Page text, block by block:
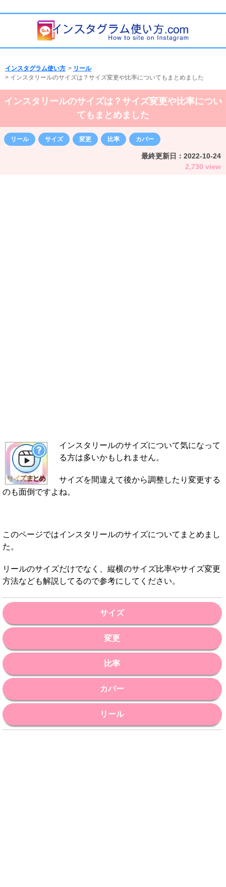
インスタグラム使い方 > リール
> インスタリールのサイズは？サイズ変更や比率についてもまとめました
インスタリールのサイズは？サイズ変更や比率につい
てもまとめました
リール サイズ 変更 比率 カバー
最終更新日： 2022-10-24
2,730 view
インスタリールのサイズについて気になって
る方は多いかもしれません。
サイズを間違えて後から調整したり変更する
のも面倒ですよね。
このページではインスタリールのサイズについてまとめまし
た。
リールのサイズだけでなく、縦横のサイズ比率やサイズ変更
方法なども解説してるので参考にしてください。
サイズ
変更
比率
カバー
リール